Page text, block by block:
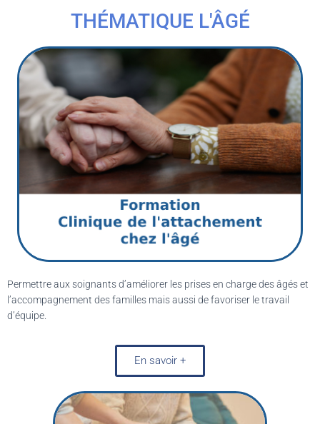
THÉMATIQUE L'ÂGÉ
Permettre aux soignants d’améliorer les prises en charge des âgés et
l’accompagnement des familles mais aussi de favoriser le travail
d’équipe.
En savoir +